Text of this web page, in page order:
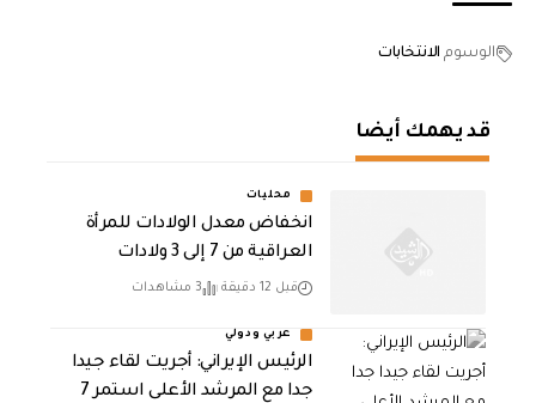
الوسوم الانتخابات
قد يهمك أيضا
محليات
انخفاض معدل الولادات للمرأة
العراقية من 7 إلى 3 ولادات
قبل 12 دقيقة 3 مشاهدات
عربي ودولي
الرئيس الإيراني: أجريت لقاء جيدا
جدا مع المرشد الأعلى استمر 7